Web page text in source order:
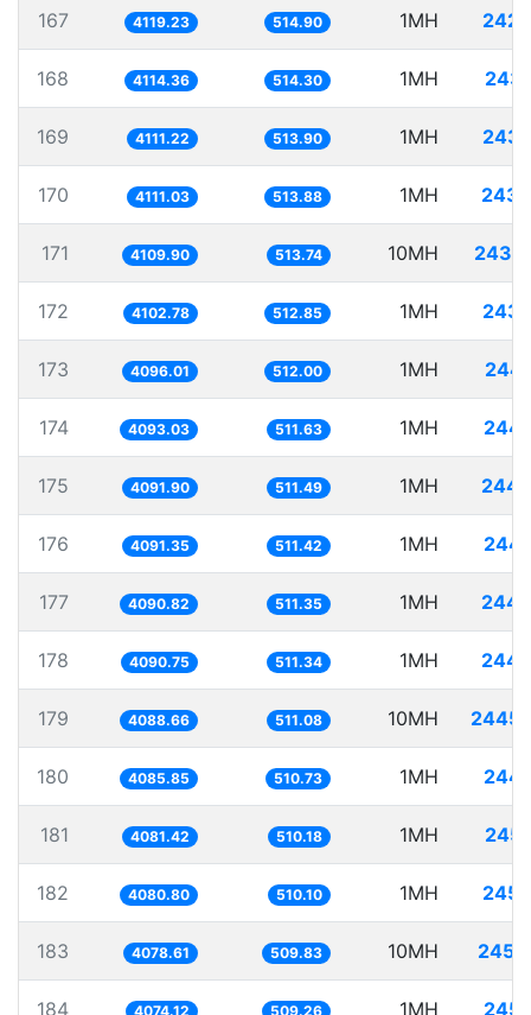
167 4119.23 514.90 1MH
168 4114.36 514.30 1MH
169 4111.22 513.90 1MH
170 4111.03 513.88 1MH
171 4109.90 513.74 10MH
172 4102.78 512.85 1MH
173 4096.01 512.00 1MH
174 4093.03 511.63 1MH
175 4091.90 511.49 1MH
176 4091.35 511.42 1MH
177 4090.82 511.35 1MH
178 4090.75 511.34 1MH
179 4088.66 511.08 10MH
180 4085.85 510.73 1MH
181 4081.42 510.18 1MH
182 4080.80 510.10 1MH
183 4078.61 509.83 10MH
184 4074.12 509.26 1MH